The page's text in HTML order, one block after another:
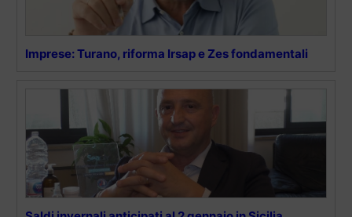
Imprese: Turano, riforma Irsap e Zes fondamentali